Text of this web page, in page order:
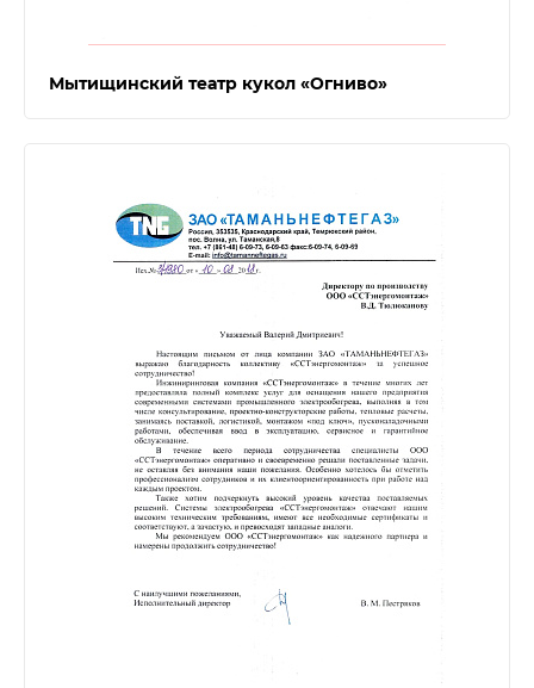
Мытищинский театр кукол «Огниво»